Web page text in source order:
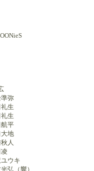
弥
生
生
平
地
人
ウキ
弘（響）